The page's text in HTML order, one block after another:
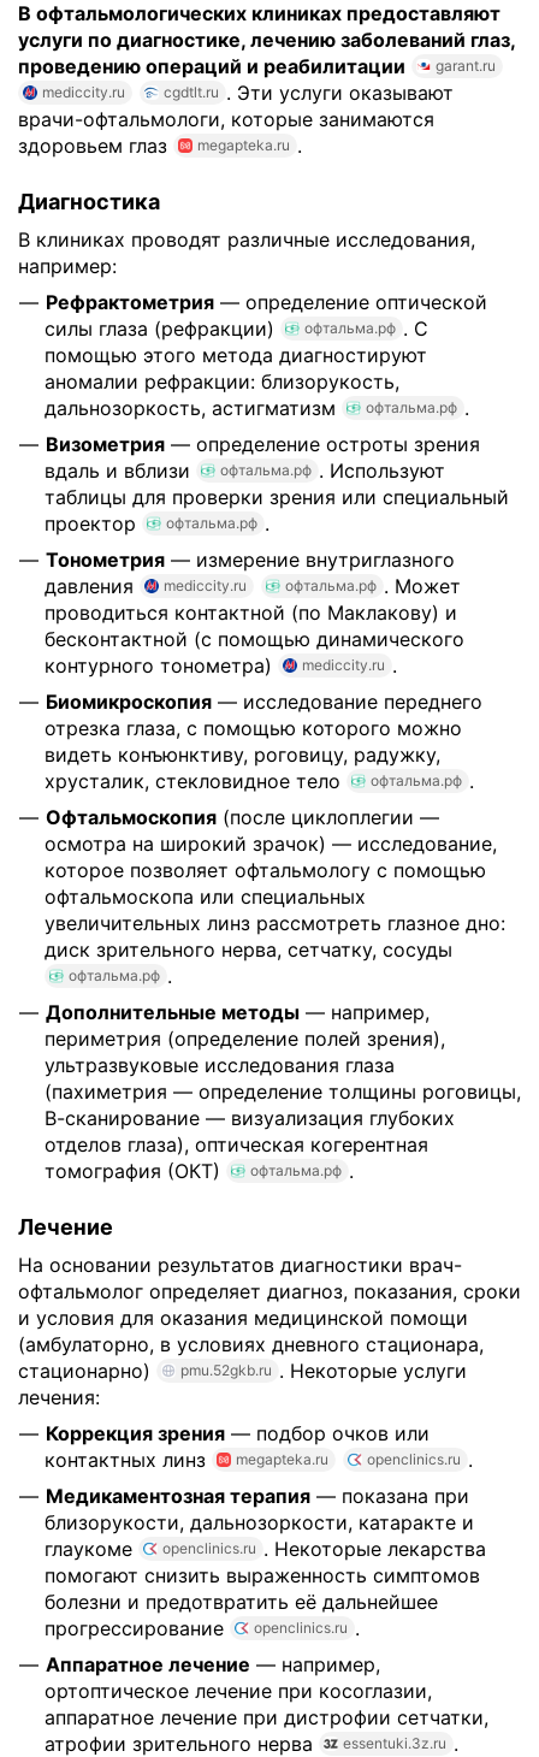
В офтальмологических клиниках предоставляют
услуги по диагностике, лечению заболеваний глаз,
проведению операций и реабилитации
garant.ru
mediccity.ru
cgdtlt.ru . Эти услуги оказывают
врачи-офтальмологи, которые занимаются
здоровьем глаз
megapteka.ru .
Диагностика
В клиниках проводят различные исследования,
например:
Рефрактометрия — определение оптической
силы глаза (рефракции)
офтальма.рф . С
помощью этого метода диагностируют
аномалии рефракции: близорукость,
дальнозоркость, астигматизм
офтальма.рф .
Визометрия — определение остроты зрения
вдаль и вблизи
офтальма.рф . Используют
таблицы для проверки зрения или специальный
проектор
офтальма.рф .
Тонометрия — измерение внутриглазного
давления
mediccity.ru офтальма.рф . Может
проводиться контактной (по Маклакову) и
бесконтактной (с помощью динамического
контурного тонометра)
mediccity.ru .
Биомикроскопия — исследование переднего
отрезка глаза, с помощью которого можно
видеть конъюнктиву, роговицу, радужку,
хрусталик, стекловидное тело
офтальма.рф .
Офтальмоскопия (после циклоплегии —
осмотра на широкий зрачок) — исследование,
которое позволяет офтальмологу с помощью
офтальмоскопа или специальных
увеличительных линз рассмотреть глазное дно:
диск зрительного нерва, сетчатку, сосуды
офтальма.рф .
Дополнительные методы — например,
периметрия (определение полей зрения),
ультразвуковые исследования глаза
(пахиметрия — определение толщины роговицы,
В-сканирование — визуализация глубоких
отделов глаза), оптическая когерентная
томография (ОКТ)
офтальма.рф .
Лечение
На основании результатов диагностики врач-
офтальмолог определяет диагноз, показания, сроки
и условия для оказания медицинской помощи
(амбулаторно, в условиях дневного стационара,
стационарно)
pmu.52gkb.ru . Некоторые услуги
лечения:
Коррекция зрения — подбор очков или
контактных линз
megapteka.ru openclinics.ru .
Медикаментозная терапия — показана при
близорукости, дальнозоркости, катаракте и
глаукоме
openclinics.ru . Некоторые лекарства
помогают снизить выраженность симптомов
болезни и предотвратить её дальнейшее
прогрессирование
openclinics.ru .
Аппаратное лечение — например,
ортоптическое лечение при косоглазии,
аппаратное лечение при дистрофии сетчатки,
атрофии зрительного нерва
essentuki.3z.ru .